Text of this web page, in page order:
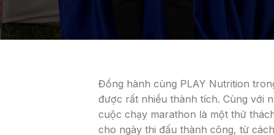
Đồng hành cùng PLAY Nutrition
được rất nhiều thành tích. Cùng với
cuộc chạy marathon là một thử
cho ngày thi đấu thành công, từ